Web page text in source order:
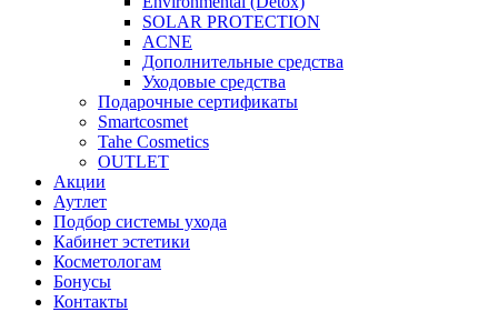
SOLAR PROTECTION
АCNE
Дополнительные средства
Уходовые средства
Подарочные сертификаты
Smartcosmet
Tahe Cosmetics
OUTLET
Акции
Аутлет
Подбор системы ухода
Кабинет эстетики
Косметологам
Бонусы
Контакты